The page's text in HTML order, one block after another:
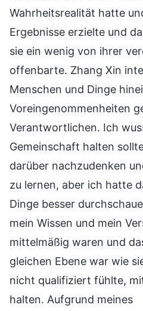
Wahrheitsrealität hatte
Ergebnisse erzielte und
sie ein wenig von ihrer
offenbarte. Zhang Xin
Menschen und Dinge
Voreingenommenheiten
Verantwortlichen. Ich
Gemeinschaft halten
darüber nachzudenken
zu lernen, aber ich hatte
Dinge besser
mein Wissen und mein
mittelmäßig waren und
gleichen Ebene war wie
nicht qualifiziert fühlte,
halten. Aufgrund meines